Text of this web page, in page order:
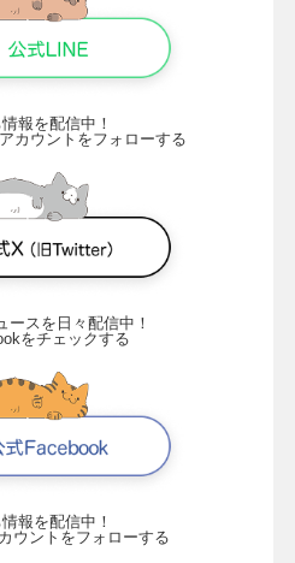
報を配信中！
カウントをフォローする
ースを日々配信中！
をチェックする
報を配信中！
ウントをフォローする